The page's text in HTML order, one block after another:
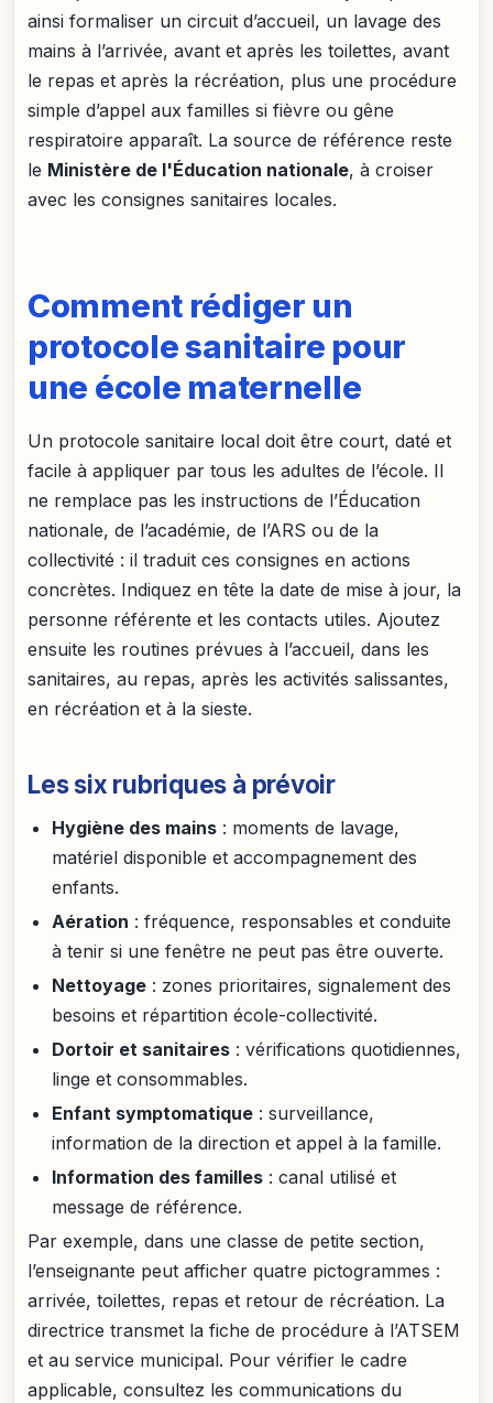
ainsi formaliser un circuit d’accueil, un lavage des
mains à l’arrivée, avant et après les toilettes, avant
le repas et après la récréation, plus une procédure
simple d’appel aux familles si fièvre ou gêne
respiratoire apparaît. La source de référence reste
le Ministère de l'Éducation nationale, à croiser
avec les consignes sanitaires locales.
Comment rédiger un
protocole sanitaire pour
une école maternelle
Un protocole sanitaire local doit être court, daté et
facile à appliquer par tous les adultes de l’école. Il
ne remplace pas les instructions de l’Éducation
nationale, de l’académie, de l’ARS ou de la
collectivité : il traduit ces consignes en actions
concrètes. Indiquez en tête la date de mise à jour, la
personne référente et les contacts utiles. Ajoutez
ensuite les routines prévues à l’accueil, dans les
sanitaires, au repas, après les activités salissantes,
en récréation et à la sieste.
Les six rubriques à prévoir
Hygiène des mains : moments de lavage,
matériel disponible et accompagnement des
enfants.
Aération : fréquence, responsables et conduite
à tenir si une fenêtre ne peut pas être ouverte.
Nettoyage : zones prioritaires, signalement des
besoins et répartition école-collectivité.
Dortoir et sanitaires : vérifications quotidiennes,
linge et consommables.
Enfant symptomatique : surveillance,
information de la direction et appel à la famille.
Information des familles : canal utilisé et
message de référence.
Par exemple, dans une classe de petite section,
l’enseignante peut afficher quatre pictogrammes :
arrivée, toilettes, repas et retour de récréation. La
directrice transmet la fiche de procédure à l’ATSEM
et au service municipal. Pour vérifier le cadre
applicable, consultez les communications du